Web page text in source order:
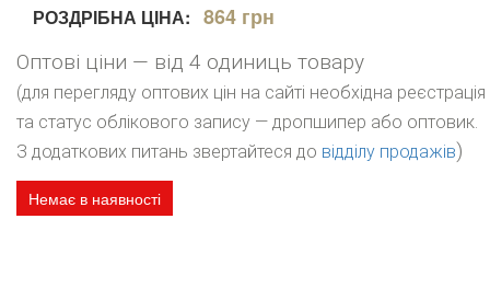
РОЗДРІБНА ЦІНА: 864 грн
Оптові ціни — від 4 одиниць товару
(для перегляду оптових цін на сайті необхідна реєстрація
та статус облікового запису — дропшипер або оптовик.
З додаткових питань звертайтеся до відділу продажів)
Немає в наявності